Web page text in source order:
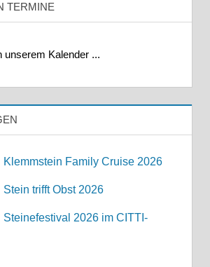
TERMINE
unserem Kalender ...
Klemmstein Family Cruise 2026
Stein trifft Obst 2026
Steinefestival 2026 im CITTI-